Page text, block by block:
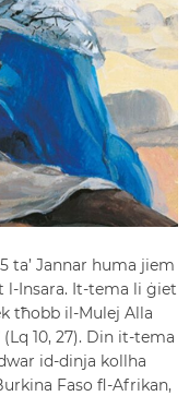
ta’ Jannar huma jiem
l-Insara. It-tema li ġiet
tħobb il-Mulej Alla
10, 27). Din it-tema
id-dinja kollha
Faso fl-Afrikan,